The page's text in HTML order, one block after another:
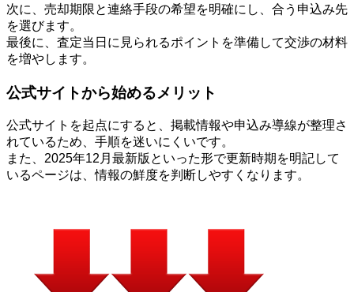
次に、売却期限と連絡手段の希望を明確にし、合う申込み先
を選びます。
最後に、査定当日に見られるポイントを準備して交渉の材料
を増やします。
公式サイトから始めるメリット
公式サイトを起点にすると、掲載情報や申込み導線が整理さ
れているため、手順を迷いにくいです。
また、2025年12月最新版といった形で更新時期を明記して
いるページは、情報の鮮度を判断しやすくなります。